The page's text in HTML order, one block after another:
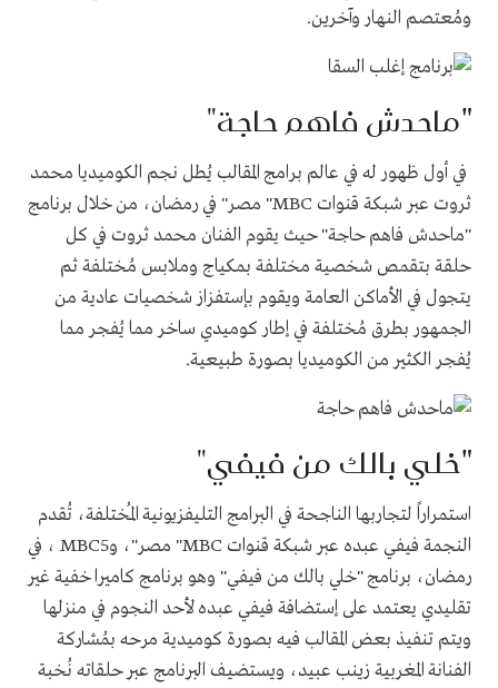
ومُعتصم النهار وآخرين.
ماحدش فاهم حاجة"
في أول ظهور له في عالم برامج المقالب يُطل نجم الكوميديا محمد
ثروت عبر شبكة قنوات"MBCمصر" في رمضان، من خلال برنامج
"ماحدش فاهم حاجة" حيث يقوم الفنان محمد ثروت في كل
حلقة بتقمص شخصية مختلفة بمكياج وملابس مُختلفة ثم
يتجول في الأماكن العامة ويقوم بإستفزاز شخصيات عادية من
الجمهور بطرق مُختلفة في إطار كوميدي ساخر مما يُفجر مما
يُفجر الكثير من الكوميديا بصورة طبيعية.
خلي بالك من فيفي"
استمراراً لتجاربها الناجحة في البرامج التليفزيونية المُختلفة، تُقدم
النجمة فيفي عبده عبر شبكة قنوات"MBCمصر"، وMBC5، في
رمضان، برنامج "خلي بالك من فيفي" وهو برنامج كاميرا خفية غير
تقليدي يعتمد على إستضافة فيفي عبده لأحد النجوم في منزلها
ويتم تنفيذ بعض المقالب فيه بصورة كوميدية مرحه بمُشاركة
الفنانة المغربية زينب عبيد، ويستضيف البرنامج عبر حلقاته نُخبة